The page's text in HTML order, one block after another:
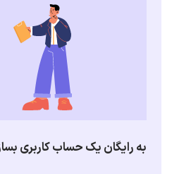
به رایگان یک حساب کاربری